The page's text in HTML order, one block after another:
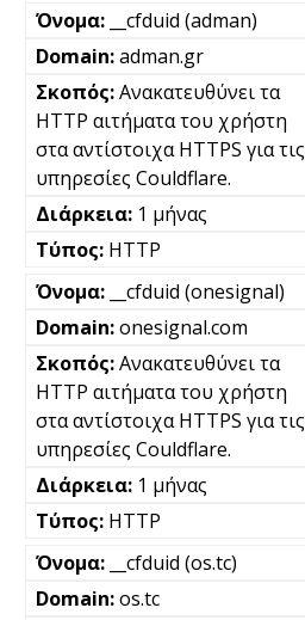
__cfduid (adman)
adman.gr
Ανακατευθύνει τα
HTTP αιτήματα του χρήστη
στα αντίστοιχα HTTPS για τις
υπηρεσίες Couldflare.
1 μήνας
HTTP
__cfduid (onesignal)
onesignal.com
Ανακατευθύνει τα
HTTP αιτήματα του χρήστη
στα αντίστοιχα HTTPS για τις
υπηρεσίες Couldflare.
1 μήνας
HTTP
__cfduid (os.tc)
os.tc